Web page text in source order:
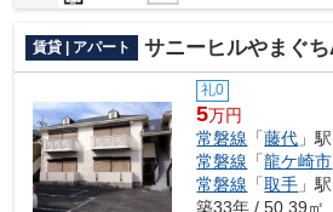
賃貸 | アパート サニーヒルやまぐ
礼0
5万円
常磐線 「藤代 」
常磐線 「龍ケ崎市
常磐線 「取手 」
築33年 / 50.39㎡